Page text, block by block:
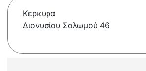
Κερκυρα
Διονυσίου Σολωμού 46